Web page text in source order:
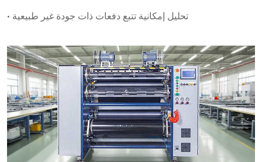
• تحليل إمكانية تتبع دفعات ذات جودة غير طبيعية